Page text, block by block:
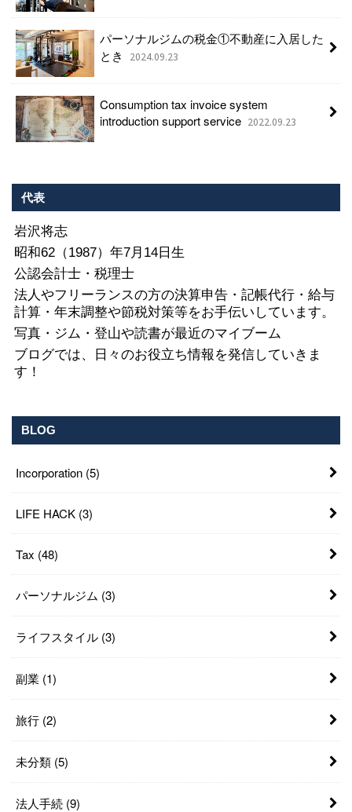
パーソナルジムの税金①不動産に入居した
とき
2024.09.23
Consumption tax invoice system
introduction support service 2022.09.23
代表
岩沢将志
昭和62（1987）年7月14日生
公認会計士・税理士
法人やフリーランスの方の決算申告・記帳代行・給与
計算・年末調整や節税対策等をお手伝いしています。
写真・ジム・登山や読書が最近のマイブーム
ブログでは、日々のお役立ち情報を発信していきま
す！
BLOG
Incorporation (5)
LIFE HACK (3)
Tax (48)
パーソナルジム (3)
ライフスタイル (3)
副業 (1)
旅行 (2)
未分類 (5)
法人手続 (9)